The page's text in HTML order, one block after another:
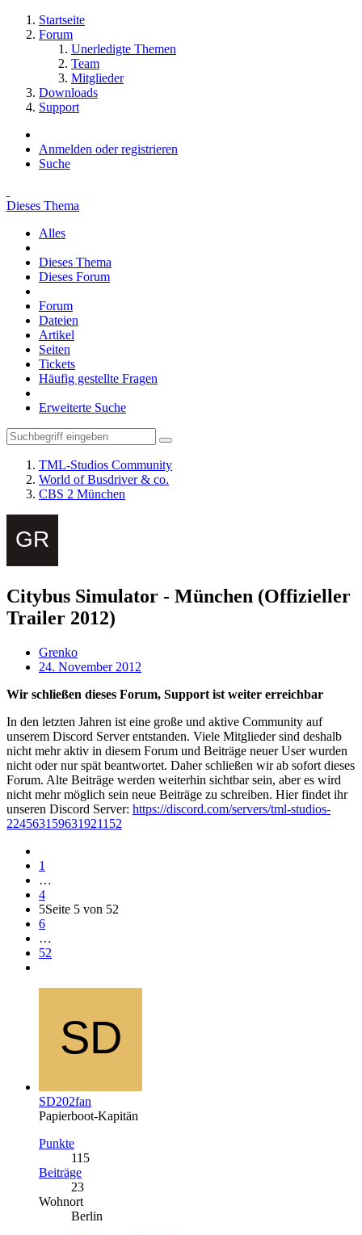
Startseite
Forum
Unerledigte Themen
Team
Mitglieder
Downloads
Support
Anmelden oder registrieren
Suche
Dieses Thema
Alles
Dieses Thema
Dieses Forum
Forum
Dateien
Artikel
Seiten
Tickets
Häufig gestellte Fragen
Erweiterte Suche
TML-Studios Community
World of Busdriver & co.
CBS 2 München
Citybus Simulator - München (Offizieller
Trailer 2012)
Grenko
24. November 2012
Wir schließen dieses Forum, Support ist weiter erreichbar
In den letzten Jahren ist eine große und aktive Community auf
unserem Discord Server entstanden. Viele Mitglieder sind deshalb
nicht mehr aktiv in diesem Forum und Beiträge neuer User wurden
nicht oder nur spät beantwortet. Daher schließen wir ab sofort dieses
Forum. Alte Beiträge werden weiterhin sichtbar sein, aber es wird
nicht mehr möglich sein neue Beiträge zu schreiben. Hier findet ihr
unseren Discord Server: https://discord.com/servers/tml-studios-
224563159631921152
1
…
4
5Seite 5 von 52
6
…
52
SD202fan
Papierboot-Kapitän
Punkte
115
Beiträge
23
Wohnort
Berlin